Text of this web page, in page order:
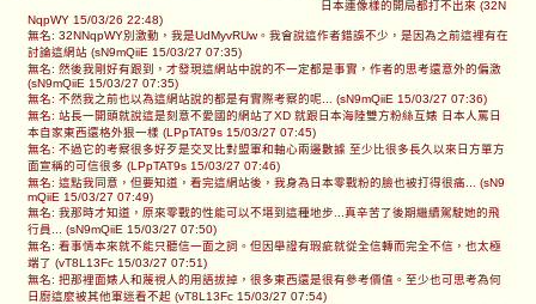
日本連像樣的開局都打不出來 (32N
NqpWY 15/03/26 22:48)
無名: 32NNqpWY別激動，我是UdMyvRUw。我會說這作者錯誤不少，是因為之前這裡有在
討論這網站 (sN9mQiiE 15/03/27 07:35)
無名: 然後我剛好有跟到，才發現這網站中說的不一定都是事實，作者的思考還意外的偏激
(sN9mQiiE 15/03/27 07:35)
無名: 不然我之前也以為這網站說的都是有實際考察的呢... (sN9mQiiE 15/03/27 07:36)
無名: 站長一開頭就說這是刻意不愛國的網站了XD 就跟日本海陸雙方粉絲互婊 日本人罵日
本自家東西還格外狠一樣 (LPpTAT9s 15/03/27 07:45)
無名: 不過它的考察很多好歹是交叉比對盟軍和軸心兩邊數據 至少比很多長久以來日方單方
面宣稱的可信很多 (LPpTAT9s 15/03/27 07:46)
無名: 這點我同意，但要知道，看完這網站後，我身為日本零戰粉的臉也被打得很痛... (sN9
mQiiE 15/03/27 07:49)
無名: 我那時才知道，原來零戰的性能可以不堪到這種地步...真辛苦了後期繼續駕駛她的飛
行員... (sN9mQiiE 15/03/27 07:50)
無名: 看事情本來就不能只聽信一面之詞。但因舉證有瑕疵就從全信轉而完全不信，也太極
端了 (vT8L13Fc 15/03/27 07:51)
無名: 把那裡面婊人和蔑視人的用語拔掉，很多東西還是很有參考價值。至少也可思考為何
日廚這麼被其他軍迷看不起 (vT8L13Fc 15/03/27 07:54)